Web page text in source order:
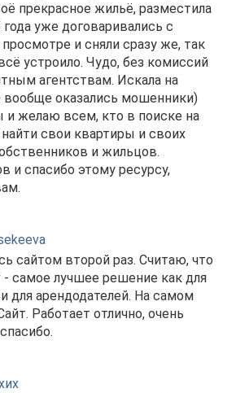
прекрасное жильё, разместила
года уже договаривались с
и сняли сразу же, так
устроило. Чудо, без комиссий
агентствам. Искала на
оказались мошенники)
и желаю всем, кто в поиске на
свои квартиры и своих
и жильцов.
и спасибо этому ресурсу,
сайтом второй раз. Считаю, что
самое лучшее решение как для
для арендодателей. На самом
Работает отлично, очень